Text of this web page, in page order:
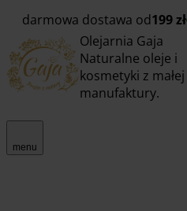
darmowa dostawa od199 zł
Olejarnia Gaja
Naturalne oleje i
kosmetyki z małej
manufaktury.
menu